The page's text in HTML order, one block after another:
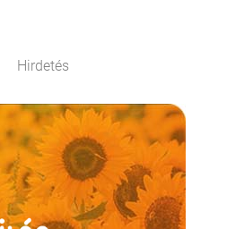
Hirdetés